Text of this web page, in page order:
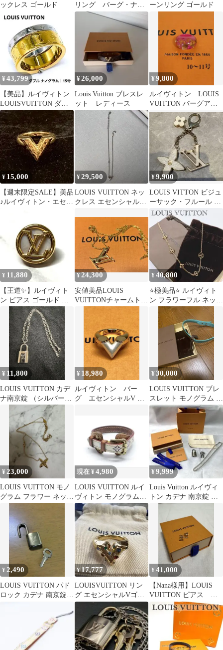
ックレス ゴールド
リング バーグ・ナノ
グラム M00210 S
ーンリング ゴールド
¥ 43,799
【美品】ルイヴィトン
LOUISVUITTON ダブ
ルナノグラム リング 15
号
¥26,000
Louis Vuitton ブレスレ
ット レディース
¥9,800
ルイヴィトン LOUIS
VUITTON バーグアン
クルージョン リング
¥ 15,000
【週末限定SALE】美品
♪ルイヴィトン・エセン
¥29,500
LOUIS VUITTON ネッ
クレス エセンシャルV
¥9,900
LOUIS VITTON ビジュ
ーサック・フルール ド
ゥ エピ チャーム 難
¥ 11,880
【王道✨】ルイヴィト
ン ピアス ゴールド モ
ノグラム 片耳 希少品
¥24,300
安値美品LOUIS
VUITTONチャームトッ
¥40,800
⭐️極美品⭐️ ルイヴィト
ン フラワーフル ネック
レス M68125
¥ 11,800
LOUIS VUITTON カデ
ナ南京錠 （シルバー）
＋ネックレス（ステン
レス）
¥ 18,980
ルイヴィトン バー
グ エセンシャルV パ
¥30,000
LOUIS VUITTON ブレ
スレット モノグラム タ
ーコイズ
¥23,000
LOUIS VUITTON モノ
グラム フラワー ネック
レス
現在 ¥4,980
LOUIS VUITTON ルイ
ヴィトン モノグラムマ
ルチカラー ブレスレッ
ト
¥9,999
Louis Vuitton ルイヴィ
トン カデナ 南京錠 シ
ルバーネックレス
¥2,490
LOUIS VUITTON パド
ロック カデナ 南京錠
¥17,777
LOUISVUITTON リン
グ エセンシャルVゴー
ルド 10号
¥41,000
【Nana様用】LOUIS
VUITTON ピアス 国
内正規品